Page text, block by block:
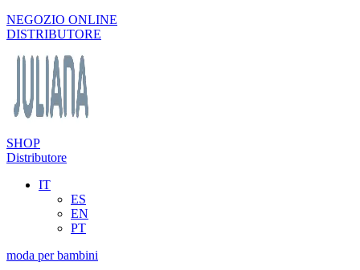
NEGOZIO ONLINE
DISTRIBUTORE
SHOP
Distributore
IT
ES
EN
PT
moda per bambini